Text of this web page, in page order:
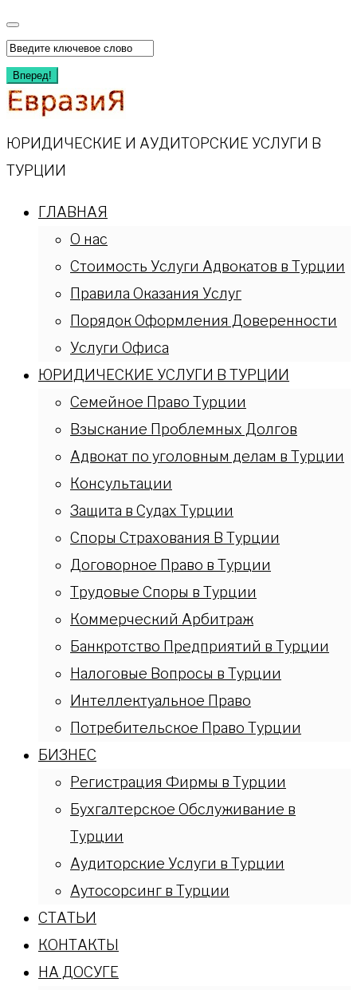
Перейти
к
содержимому
Искать:
Вперед!
ЮРИДИЧЕСКИЕ И АУДИТОРСКИЕ УСЛУГИ В
ТУРЦИИ
ГЛАВНАЯ
О нас
Стоимость Услуги Адвокатов в Турции
Правила Оказания Услуг
Порядок Оформления Доверенности
Услуги Офиса
ЮРИДИЧЕСКИЕ УСЛУГИ В ТУРЦИИ
Семейное Право Турции
Взыскание Проблемных Долгов
Адвокат по уголовным делам в Турции
Консультации
Защита в Судах Турции
Споры Страхования В Турции
Договорное Право в Турции
Трудовые Споры в Турции
Коммерческий Арбитраж
Банкротство Предприятий в Турции
Налоговые Вопросы в Турции
Интеллектуальное Право
Потребительское Право Турции
БИЗНЕС
Регистрация Фирмы в Турции
Бухгалтерское Обслуживание в
Турции
Аудиторские Услуги в Турции
Аутосорсинг в Турции
СТАТЬИ
КОНТАКТЫ
НА ДОСУГЕ